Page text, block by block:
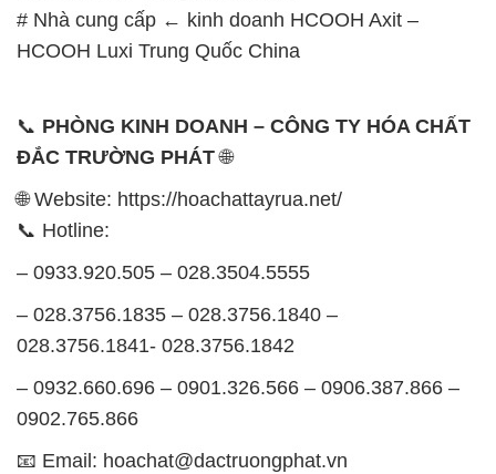
# Nhà cung cấp ← kinh doanh HCOOH Axit –
HCOOH Luxi Trung Quốc China
📞 PHÒNG KINH DOANH – CÔNG TY HÓA CHẤT
ĐẮC TRƯỜNG PHÁT🌐
🌐 Website: https://hoachattayrua.net/
📞 Hotline:
– 0933.920.505 – 028.3504.5555
– 028.3756.1835 – 028.3756.1840 –
028.3756.1841- 028.3756.1842
– 0932.660.696 – 0901.326.566 – 0906.387.866 –
0902.765.866
📧 Email: hoachat@dactruongphat.vn